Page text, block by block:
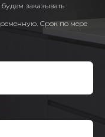
заказывать
Срок по мере